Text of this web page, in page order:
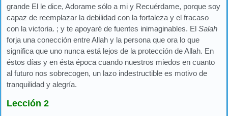
grande El le dice, Adorame sólo a mi y Recuérdame, porque soy
capaz de reemplazar la debilidad con la fortaleza y el fracaso
con la victoria. ; y te apoyaré de fuentes inimaginables. El Salah
forja una conección entre Allah y la persona que ora lo que
significa que uno nunca está lejos de la protección de Allah. En
éstos días y en ésta época cuando nuestros miedos en cuanto
al futuro nos sobrecogen, un lazo indestructible es motivo de
tranquilidad y alegría.
Lección 2